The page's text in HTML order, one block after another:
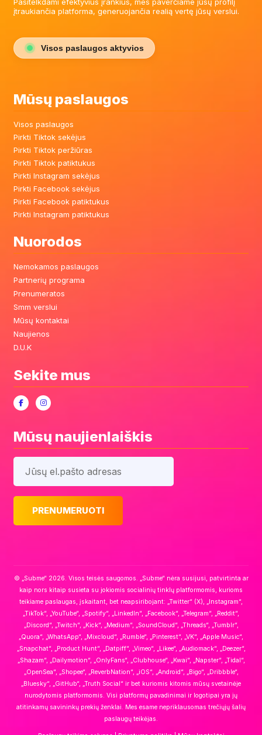
Pasitelkdami efektyvius įrankius, mes paverčiame jūsų profilį
įtraukiančia platforma, generuojančia realią vertę jūsų verslui.
Visos paslaugos aktyvios
Mūsų paslaugos
Visos paslaugos
Pirkti Tiktok sekėjus
Pirkti Tiktok peržiūras
Pirkti Tiktok patiktukus
Pirkti Instagram sekėjus
Pirkti Facebook sekėjus
Pirkti Facebook patiktukus
Pirkti Instagram patiktukus
Nuorodos
Nemokamos paslaugos
Partnerių programa
Prenumeratos
Smm verslui
Mūsų kontaktai
Naujienos
D.U.K
Sekite mus
Mūsų naujienlaiškis
© „Subme“ 2026. Visos teisės saugomos. „Subme“ nėra susijusi, patvirtinta ar
kaip nors kitaip susieta su jokiomis socialinių tinklų platformomis, kurioms
teikiame paslaugas, įskaitant, bet neapsiribojant: „Twitter“ (X), „Instagram“,
„TikTok“, „YouTube“, „Spotify“, „LinkedIn“, „Facebook“, „Telegram“, „Reddit“,
„Discord“, „Twitch“, „Kick“, „Medium“, „SoundCloud“, „Threads“, „Tumblr“,
„Quora“, „WhatsApp“, „Mixcloud“, „Rumble“, „Pinterest“, „VK“, „Apple Music“,
„Snapchat“, „Product Hunt“, „Datpiff“, „Vimeo“, „Likee“, „Audiomack“, „Deezer“,
„Shazam“, „Dailymotion“, „OnlyFans“, „Clubhouse“, „Kwai“, „Napster“, „Tidal“,
„OpenSea“, „Shopee“, „ReverbNation“, „iOS“, „Android“, „Bigo“, „Dribbble“,
„Bluesky“, „GitHub“, „Truth Social“ ir bet kuriomis kitomis mūsų svetainėje
nurodytomis platformomis. Visi platformų pavadinimai ir logotipai yra jų
atitinkamų savininkų prekių ženklai. Mes esame nepriklausomas trečiųjų šalių
paslaugų teikėjas.